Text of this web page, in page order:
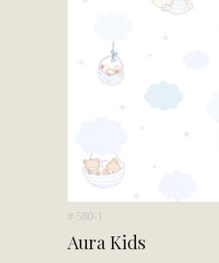
# 580-1
Aura Kids